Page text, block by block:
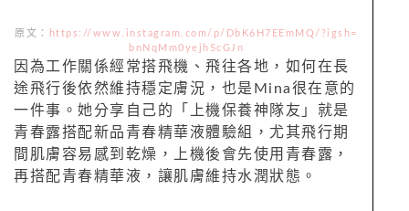
原文：
https://www.instagram.com/p/DbK6H7EEmMQ/?igsh=
bnNqMm0yejh5cGJn
因為工作關係經常搭飛機、飛往各地，如何在長
途飛行後依然維持穩定膚況，也是Mina很在意的
一件事。她分享自己的「上機保養神隊友」就是
青春露搭配新品青春精華液體驗組，尤其飛行期
間肌膚容易感到乾燥，上機後會先使用青春露，
再搭配青春精華液，讓肌膚維持水潤狀態。